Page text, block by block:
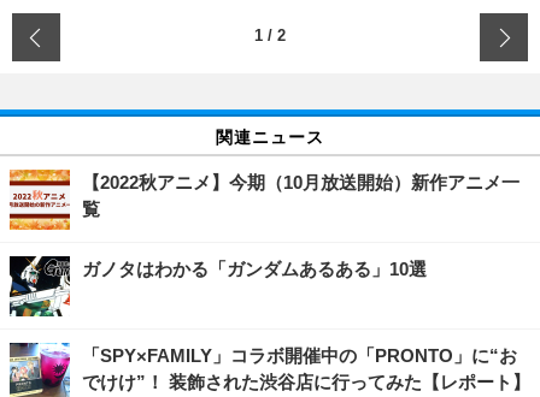
1 / 2
関連ニュース
【2022秋アニメ】今期（10月放送開始）新作アニメ一
覧
ガノタはわかる「ガンダムあるある」10選
「SPY×FAMILY」コラボ開催中の「PRONTO」に“お
でけけ”！ 装飾された渋谷店に行ってみた【レポート】